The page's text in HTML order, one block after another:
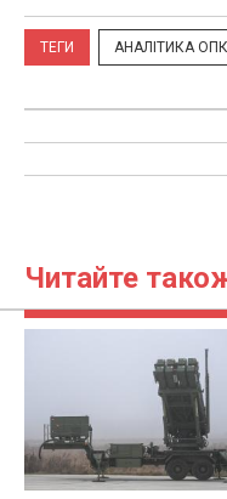
ТЕГИ АНАЛІТИКА ОПК
Читайте